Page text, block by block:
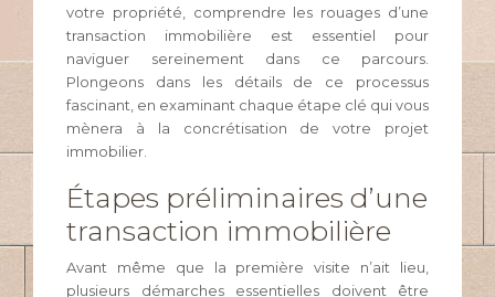
votre propriété, comprendre les rouages d’une
transaction immobilière est essentiel pour
naviguer sereinement dans ce parcours.
Plongeons dans les détails de ce processus
fascinant, en examinant chaque étape clé qui vous
mènera à la concrétisation de votre projet
immobilier.
Étapes préliminaires d’une
transaction immobilière
Avant même que la première visite n’ait lieu,
plusieurs démarches essentielles doivent être